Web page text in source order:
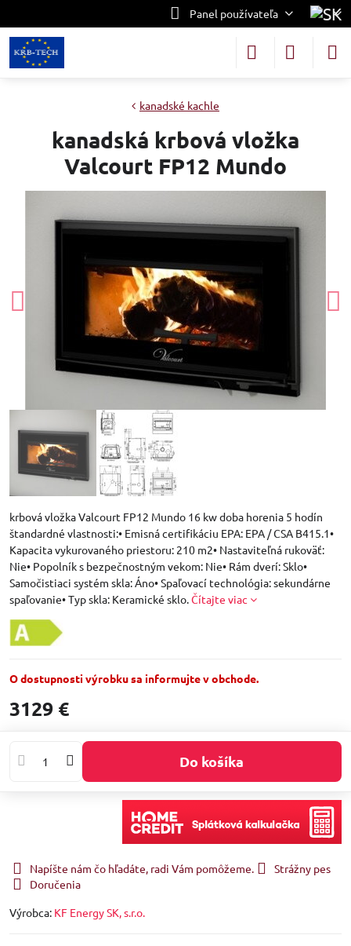
Panel používateľa
kanadské kachle
kanadská krbová vložka
Valcourt FP12 Mundo
krbová vložka Valcourt FP12 Mundo 16 kw doba horenia 5 hodín
štandardné vlastnosti:• Emisná certifikáciu EPA: EPA / CSA B415.1•
Kapacita vykurovaného priestoru: 210 m2• Nastaviteľná rukoväť:
Nie• Popolník s bezpečnostným vekom: Nie• Rám dverí: Sklo•
Samočistiaci systém skla: Áno• Spaľovací technológia: sekundárne
spaľovanie• Typ skla: Keramické sklo.Čítajte viac
O dostupnosti výrobku sa informujte v obchode.
3129 €
Do košíka
Napíšte nám čo hľadáte, radi Vám pomôžeme.
Strážny pes
Doručenia
Výrobca: KF Energy SK, s.r.o.